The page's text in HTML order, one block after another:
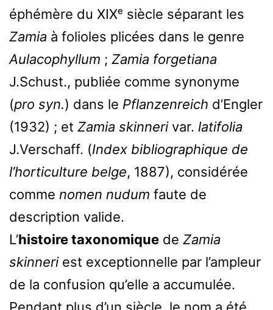
éphémère du XIXᵉ siècle séparant les
Zamia à folioles plicées dans le genre
Aulacophyllum ; Zamia forgetiana
J.Schust., publiée comme synonyme
(pro syn.) dans le Pflanzenreich d’Engler
(1932) ; et Zamia skinnerivar. latifolia
J.Verschaff. (Index bibliographique de
l’horticulture belge, 1887), considérée
comme nomen nudum faute de
description valide.
L’histoire taxonomique de Zamia
skinneriest exceptionnelle par l’ampleur
de la confusion qu’elle a accumulée.
Pendant plus d’un siècle, le nom a été